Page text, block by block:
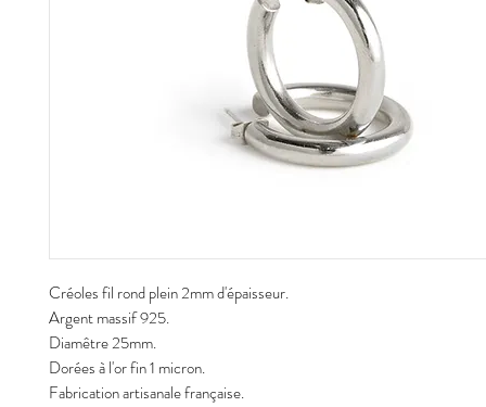
Créoles fil rond plein 2mm d'épaisseur.
Argent massif 925.
Diamêtre 25mm.
Dorées à l'or fin 1 micron.
Fabrication artisanale française.